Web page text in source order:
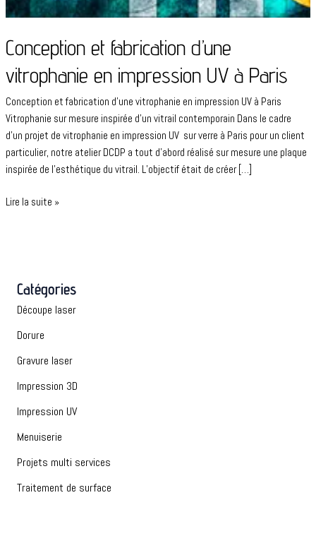
Catégories
Découpe laser
Dorure
Gravure laser
Impression 3D
Impression UV
Menuiserie
Projets multi services
Traitement de surface
Conception et fabrication d’une
vitrophanie en impression UV à Paris
Conception et fabrication d’une vitrophanie en impression UV à Paris
Vitrophanie sur mesure inspirée d’un vitrail contemporain Dans le cadre
d’un projet de vitrophanie en impression UV sur verre à Paris pour un client
particulier, notre atelier DCDP a tout d’abord réalisé sur mesure une plaque
inspirée de l’esthétique du vitrail. L’objectif était de créer […]
Lire la suite »